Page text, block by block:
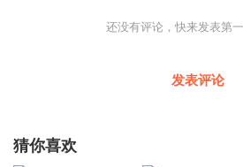
还没有评论，快来发表第一
发表评论
猜你喜欢